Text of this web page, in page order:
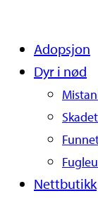
Adopsjon
Dyr i nød
Nettbutikk